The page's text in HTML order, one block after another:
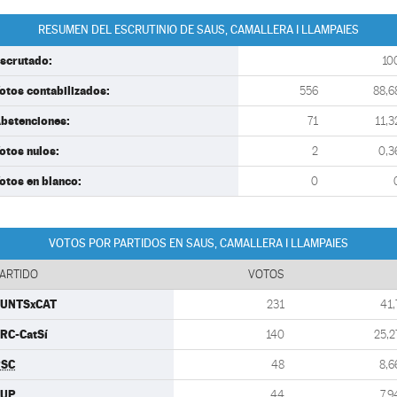
RESUMEN DEL ESCRUTINIO DE SAUS, CAMALLERA I LLAMPAIES
contabilizados: 556
71
nulos: 2
en blanco: 0
VOTOS POR PARTIDOS EN SAUS, CAMALLERA I LLAMPAIES
VOTOS
231
CatSí 140
48